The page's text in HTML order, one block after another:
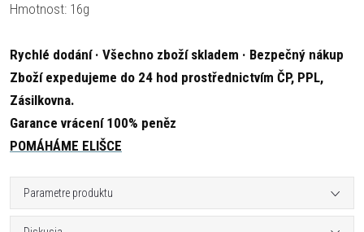
Hmotnost: 16g
Rychlé dodání · Všechno zboží skladem · Bezpečný nákup
Zboží expedujeme do 24 hod prostřednictvím ČP, PPL,
Zásilkovna.
Garance vrácení 100% peněz
POMÁHÁME ELIŠCE
Parametre produktu